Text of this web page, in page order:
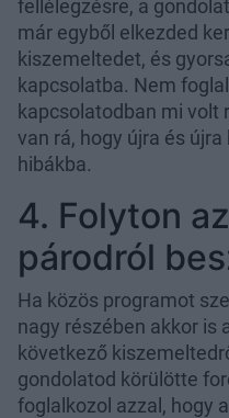
fellélegzésre, a
már egyből elkezded
kiszemeltedet, és
kapcsolatba. Nem
kapcsolatodban mi volt
van rá, hogy újra és
hibákba.
4. Folyton
párodról
Ha közös programot
nagy részében akkor is
következő
gondolatod körülötte
foglalkozol azzal, hogy